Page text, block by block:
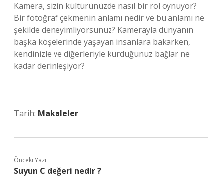
Kamera, sizin kültürünüzde nasıl bir rol oynuyor?
Bir fotoğraf çekmenin anlamı nedir ve bu anlamı ne
şekilde deneyimliyorsunuz? Kamerayla dünyanın
başka köşelerinde yaşayan insanlara bakarken,
kendinizle ve diğerleriyle kurduğunuz bağlar ne
kadar derinleşiyor?
Tarih: Makaleler
Önceki Yazı
Suyun C değeri nedir ?